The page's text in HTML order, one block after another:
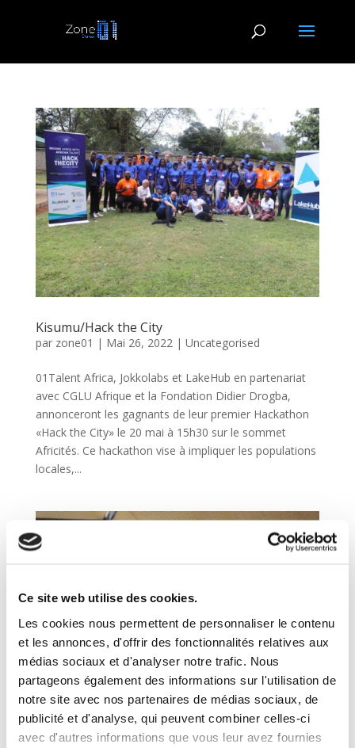
Ce site web utilise des cookies.
Les cookies nous permettent de personnaliser le contenu
et les annonces, d'offrir des fonctionnalités relatives aux
médias sociaux et d'analyser notre trafic. Nous
partageons également des informations sur l'utilisation de
notre site avec nos partenaires de médias sociaux, de
publicité et d'analyse, qui peuvent combiner celles-ci
avec d'autres informations que vous leur avez fournies
Kisumu/Hack the City
par zone01 | Mai 26, 2022| Uncategorised
01Talent Africa, Jokkolabs et LakeHub en partenariat
avec CGLU Afrique et la Fondation Didier Drogba,
annonceront les gagnants de leur premier Hackathon
«Hack the City» le 20 mai à 15h30 sur le sommet
Africités. Ce hackathon vise à impliquer les populations
locales,...